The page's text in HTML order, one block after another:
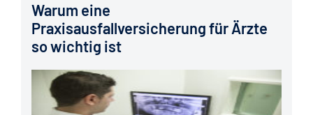
Warum eine
Praxisausfallversicherung für Ärzte
so wichtig ist